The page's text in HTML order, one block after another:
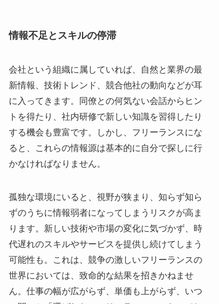
情報不足とスキルの停滞
会社という組織に属していれば、自然と業界の最
新情報、技術トレンド、競合他社の動向などが耳
に入ってきます。同僚との何気ない会話からヒン
トを得たり、社内研修で新しい知識を習得したり
する機会も豊富です。しかし、フリーランスにな
ると、これらの情報源は基本的に自分で探しに行
かなければなりません。
孤独な環境にいると、視野が狭まり、知らず知ら
ずのうちに情報弱者になってしまうリスクが高ま
ります。新しい技術や市場の変化に気づかず、時
代遅れのスキルやサービスを提供し続けてしまう
可能性も。これは、競争の激しいフリーランスの
世界においては、致命的な結果を招きかねませ
ん。仕事の幅が広がらず、単価も上がらず、いつ